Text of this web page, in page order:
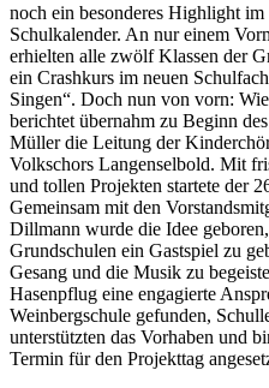
noch ein besonderes Highlight im
Schulkalender. An nur einem
erhielten alle zwölf Klassen der
ein Crashkurs im neuen
Singen“. Doch nun von vorn:
berichtet übernahm zu Beginn
Müller die Leitung der
Volkschors Langenselbold. Mit
und tollen Projekten startete der
Gemeinsam mit den
Dillmann wurde die Idee
Grundschulen ein Gastspiel zu
Gesang und die Musik zu
Hasenpflug eine engagierte
Weinbergschule gefunden,
unterstützten das Vorhaben und
Termin für den Projekttag